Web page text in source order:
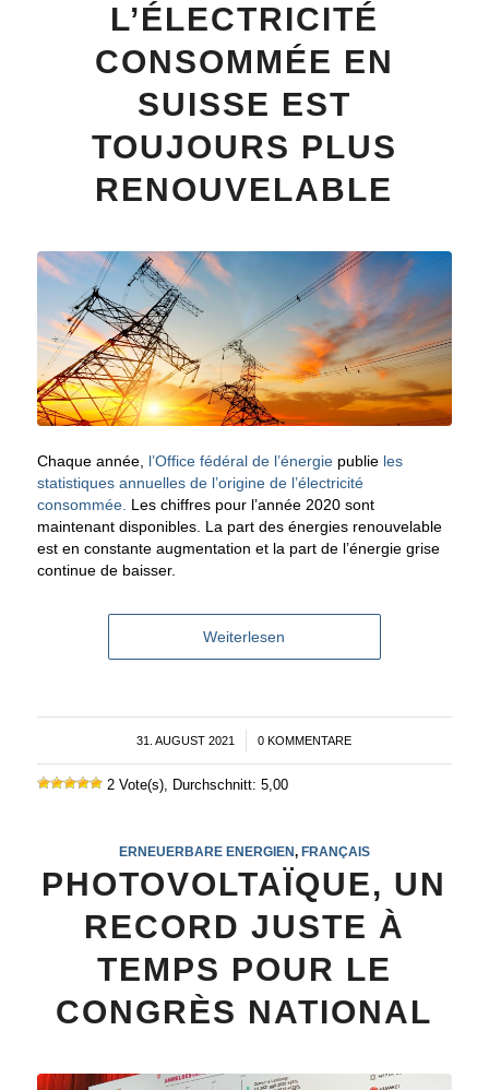
L’ÉLECTRICITÉ
CONSOMMÉE EN
SUISSE EST
TOUJOURS PLUS
RENOUVELABLE
Chaque année, l’Office fédéral de l’énergiepublie les
statistiques annuelles de l’origine de l’électricité
consommée. Les chiffres pour l’année 2020 sont
maintenant disponibles. La part des énergies renouvelable
est en constante augmentation et la part de l’énergie grise
continue de baisser.
Weiterlesen
31. AUGUST 2021
/ 0 KOMMENTARE
2 Vote(s), Durchschnitt: 5,00
ERNEUERBARE ENERGIEN, FRANÇAIS
PHOTOVOLTAÏQUE, UN
RECORD JUSTE À
TEMPS POUR LE
CONGRÈS NATIONAL